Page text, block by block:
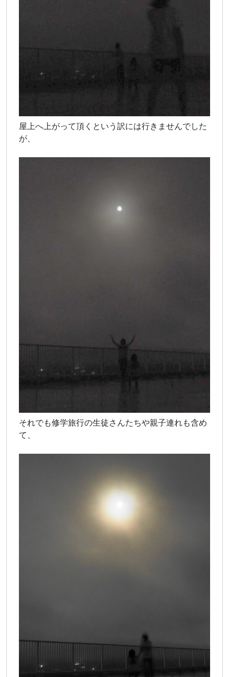
屋上へ上がって頂くという訳には行きませんでした
が、
それでも修学旅行の生徒さんたちや親子連れも含め
て、